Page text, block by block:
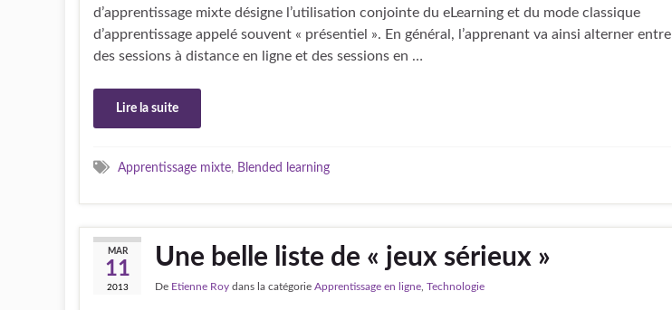
d’apprentissage mixte désigne l’utilisation conjointe du eLearning et du mode classique
d’apprentissage appelé souvent « présentiel ». En général, l’apprenant va ainsi alterner entre
des sessions à distance en ligne et des sessions en …
Lire la suite
Apprentissage mixte, Blended learning
MAR
11
2013
Une belle liste de « jeux sérieux »
De Etienne Roy dans la catégorie Apprentissage en ligne Technologie